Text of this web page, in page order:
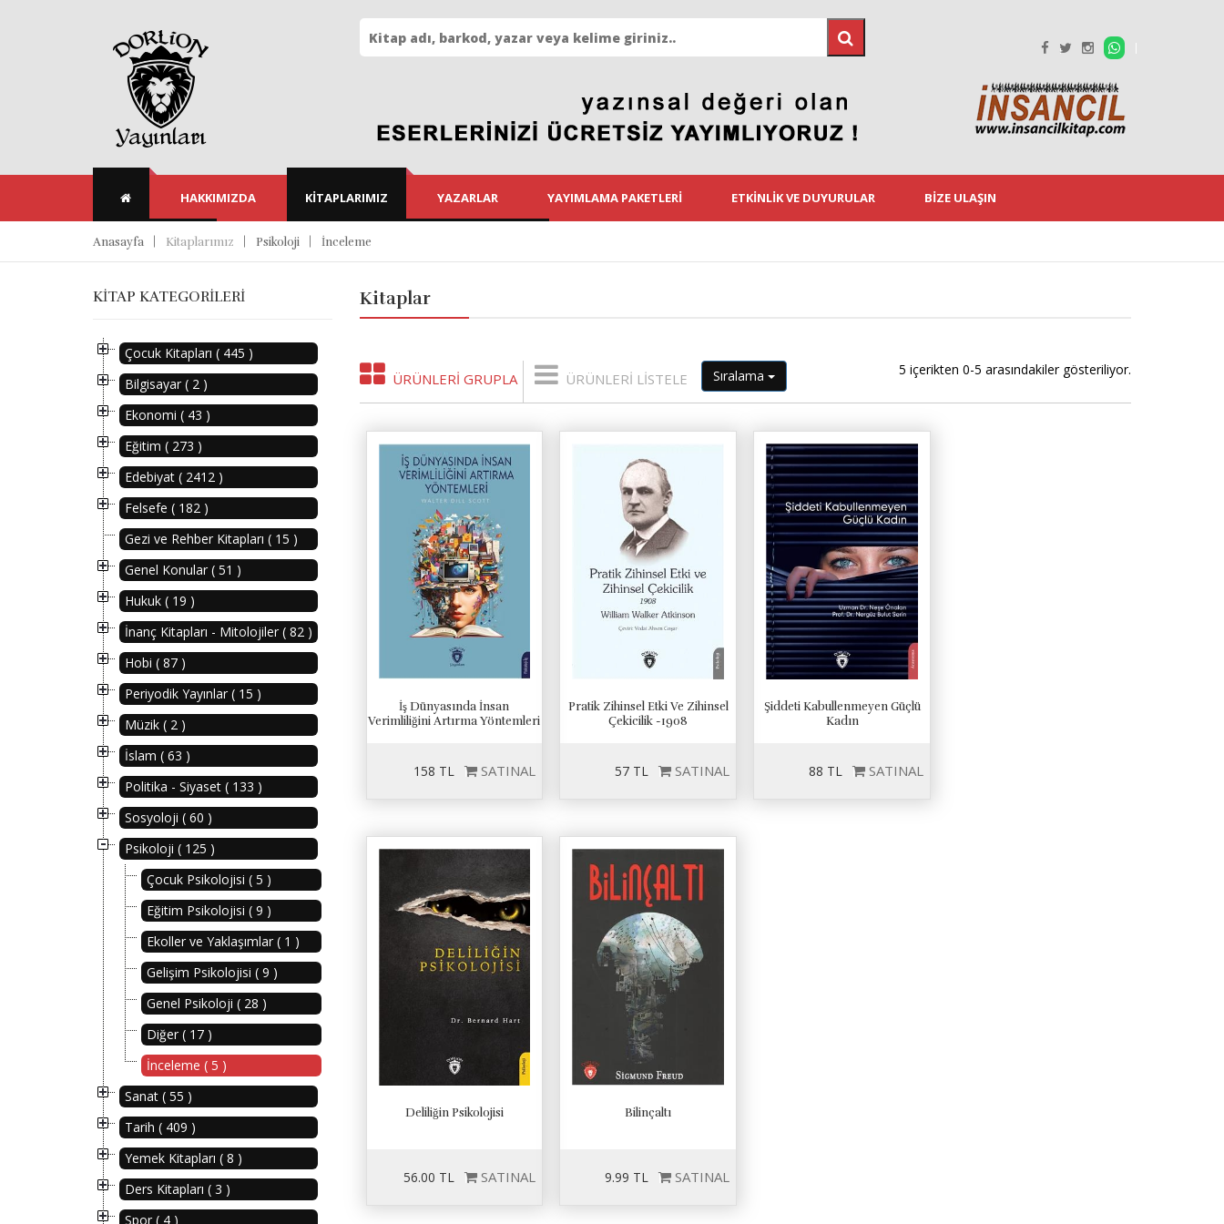
HAKKIMIZDA KITAPLARIMIZ YAZARLAR YAYIMLAMA PAKETLERI ETKINLIK VE DUYURULAR BIZE ULAŞIN
Anasayfa Kitaplarımız Psikoloji İnceleme
KITAP KATEGORILERI
Çocuk Kitapları ( 445 )
Bilgisayar ( 2 )
Ekonomi ( 43 )
Eğitim ( 273 )
Edebiyat ( 2412 )
Felsefe ( 182 )
Gezi ve Rehber Kitapları ( 15 )
Genel Konular ( 51 )
Hukuk ( 19 )
İnanç Kitapları - Mitolojiler ( 82 )
Hobi ( 87 )
Periyodik Yayınlar ( 15 )
Müzik ( 2 )
İslam ( 63 )
Politika - Siyaset ( 133 )
Sosyoloji ( 60 )
Psikoloji ( 125 )
Çocuk Psikolojisi ( 5 )
Eğitim Psikolojisi ( 9 )
Ekoller ve Yaklaşımlar ( 1 )
Gelişim Psikolojisi ( 9 )
Genel Psikoloji ( 28 )
Diğer ( 17 )
İnceleme ( 5 )
Sanat ( 55 )
Tarih ( 409 )
Yemek Kitapları ( 8 )
Ders Kitapları ( 3 )
Spor ( 4 )
Kitaplar
ÜRÜNLERI GRUPLA ÜRÜNLERI LISTELE Sıralama 5 içerikten 0-5 arasındakiler gösteriliyor.
İş Dünyasında İnsan
Verimliliğini Artırma Yöntemleri
158 TL SATINAL
Pratik Zihinsel Etki Ve Zihinsel
Çekicilik -1908
57 TL SATINAL
Şiddeti Kabullenmeyen Güçlü
Kadın
88 TL SATINAL
Deliliğin Psikolojisi
56.00 TL SATINAL
Bilinçaltı
9.99 TL SATINAL